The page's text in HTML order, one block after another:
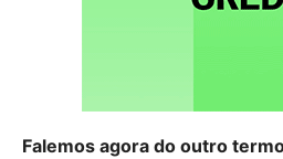
Falemos agora do outro